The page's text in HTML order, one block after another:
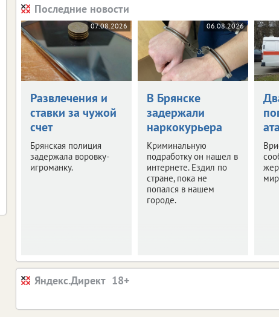
Последние новости
07.08.2026
Развлечения и
ставки за чужой
счет
Брянская полиция
задержала воровку-
игроманку.
06.08.2026
В Брянске
задержали
наркокурьера
Криминальную
подработку он нашел в
интернете. Ездил по
стране, пока не
попался в нашем
городе.
Яндекс.Директ